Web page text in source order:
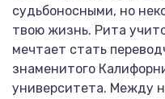
судьбоносными, но
твою жизнь. Рита
мечтает стать
знаменитого
университета. Между